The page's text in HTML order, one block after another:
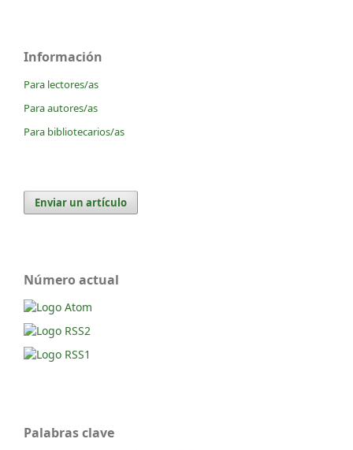
Información
Para lectores/as
Para autores/as
Para bibliotecarios/as
Enviar un artículo
Número actual
Palabras clave